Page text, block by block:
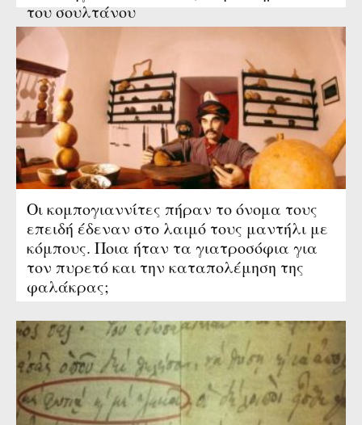
του σουλτάνου
Οι κομπογιαννίτες πήραν το όνομα τους
επειδή έδεναν στο λαιμό τους μαντήλι με
κόμπους. Ποια ήταν τα γιατροσόφια για
τον πυρετό και την καταπολέμηση της
φαλάκρας;